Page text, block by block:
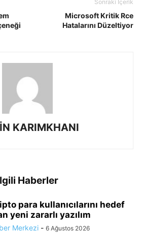
Sonraki İçerik
Microsoft Kritik Rce
Hatalarını Düzeltiyor
KARIMKHANI
Haberler
para kullanıcılarını hedef
yeni zararlı yazılım
Merkezi - 6 Ağustos 2026